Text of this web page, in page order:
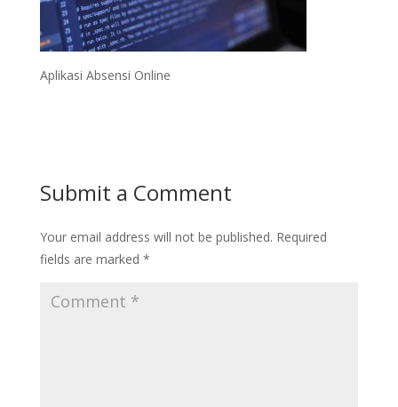
Aplikasi Absensi Online
Submit a Comment
Your email address will not be published. Required
fields are marked *